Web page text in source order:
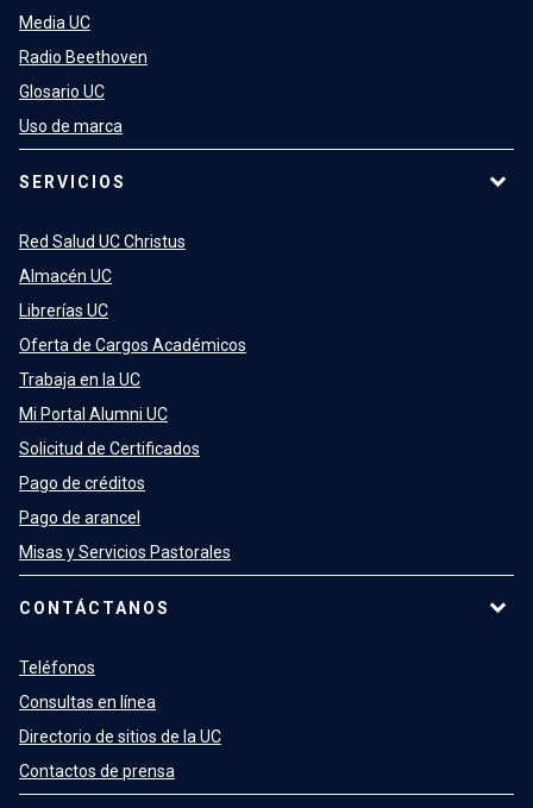
Media UC
Radio Beethoven
Glosario UC
Uso de marca
SERVICIOS
Red Salud UC Christus
Almacén UC
Librerías UC
Oferta de Cargos Académicos
Trabaja en la UC
Mi Portal Alumni UC
Solicitud de Certificados
Pago de créditos
Pago de arancel
Misas y Servicios Pastorales
CONTÁCTANOS
Teléfonos
Consultas en línea
Directorio de sitios de la UC
Contactos de prensa